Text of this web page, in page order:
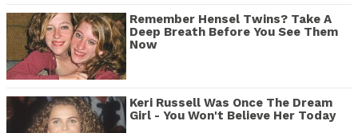
Remember Hensel Twins? Take A
Deep Breath Before You See Them
Now
Keri Russell Was Once The Dream
Girl - You Won't Believe Her Today